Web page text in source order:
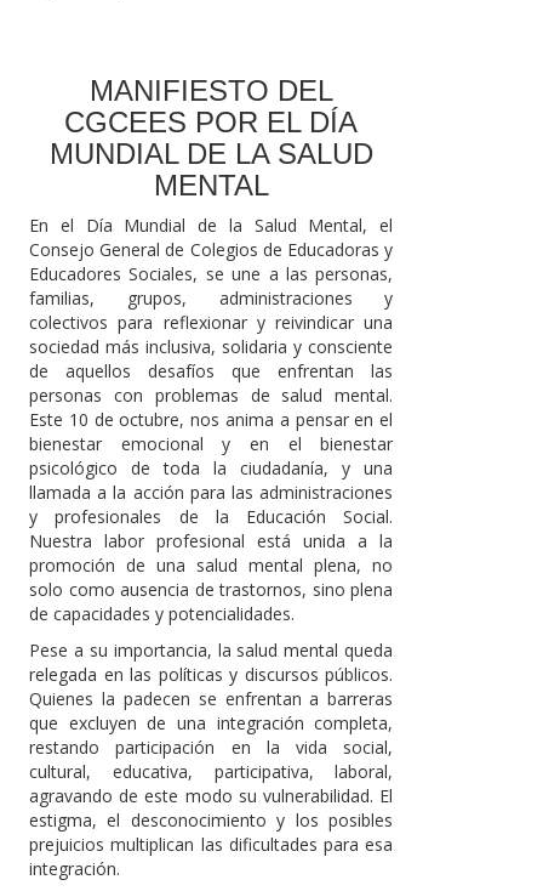
MANIFIESTO DEL
CGCEES POR EL DÍA
MUNDIAL DE LA SALUD
MENTAL
En el Día Mundial de la Salud Mental, el
Consejo General de Colegios de Educadoras y
Educadores Sociales, se une a las personas,
familias, grupos, administraciones y
colectivos para reflexionar y reivindicar una
sociedad más inclusiva, solidaria y consciente
de aquellos desafíos que enfrentan las
personas con problemas de salud mental.
Este 10 de octubre, nos anima a pensar en el
bienestar emocional y en el bienestar
psicológico de toda la ciudadanía, y una
llamada a la acción para las administraciones
y profesionales de la Educación Social.
Nuestra labor profesional está unida a la
promoción de una salud mental plena, no
solo como ausencia de trastornos, sino plena
de capacidades y potencialidades.
Pese a su importancia, la salud mental queda
relegada en las políticas y discursos públicos.
Quienes la padecen se enfrentan a barreras
que excluyen de una integración completa,
restando participación en la vida social,
cultural, educativa, participativa, laboral,
agravando de este modo su vulnerabilidad. El
estigma, el desconocimiento y los posibles
prejuicios multiplican las dificultades para esa
integración.